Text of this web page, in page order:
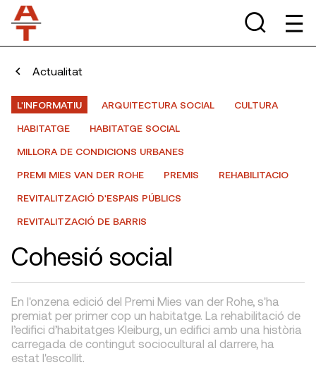
Actualitat
L'INFORMATIU ARQUITECTURA SOCIAL
CULTURA
HABITATGE
HABITATGE SOCIAL
MILLORA DE CONDICIONS URBANES
PREMI MIES VAN DER ROHE
PREMIS
REHABILITACIO
REVITALITZACIÓ D'ESPAIS PÚBLICS
REVITALITZACIÓ DE BARRIS
Cohesió social
En l'onzena edició del Premi Mies van der Rohe, s'ha
premiat per primer cop un habitatge. La rehabilitació de
l’edifici d’habitatges Kleiburg, un edifici amb una història
carregada de contingut sociocultural al darrere, ha
estat l'escollit.